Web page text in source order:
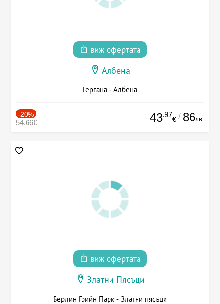
виж офертата
Албена
Гергана - Албена
-20%
54.66€ 43.97
€ / 86лв.
виж офертата
Златни Пясъци
Берлин Грийн Парк - Златни пясъци